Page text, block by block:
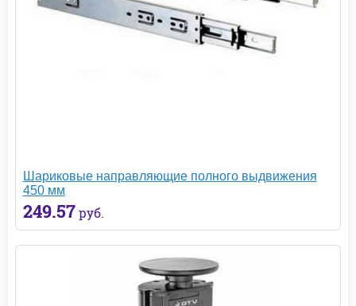
Шариковые направляющие полного выдвижения
450 мм
249.57 руб.